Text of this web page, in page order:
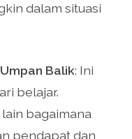
dalam situasi
Balik: Ini
belajar.
bagaimana
pendapat dan